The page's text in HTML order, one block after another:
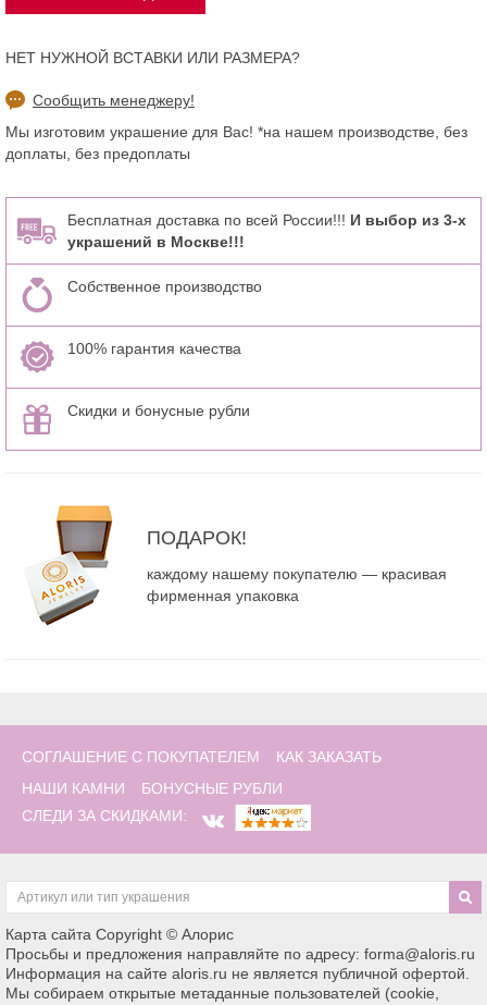
НЕТ НУЖНОЙ ВСТАВКИ ИЛИ РАЗМЕРА?
Сообщить менеджеру!
Мы изготовим украшение для Вас! *на нашем производстве, без
доплаты, без предоплаты
Бесплатная доставка по всей России!!! И выбор из 3-х
украшений в Москве!!!
Собственное производство
100% гарантия качества
Скидки и бонусные рубли
ПОДАРОК!
каждому нашему покупателю — красивая
фирменная упаковка
СОГЛАШЕНИЕ С ПОКУПАТЕЛЕМ
КАК ЗАКАЗАТЬ
НАШИ КАМНИ
БОНУСНЫЕ РУБЛИ
СЛЕДИ ЗА СКИДКАМИ:
Карта сайта Copyright © Алорис
Просьбы и предложения направляйте по адресу: forma@aloris.ru
Информация на сайте aloris.ru не является публичной офертой.
Мы собираем открытые метаданные пользователей (cookie,